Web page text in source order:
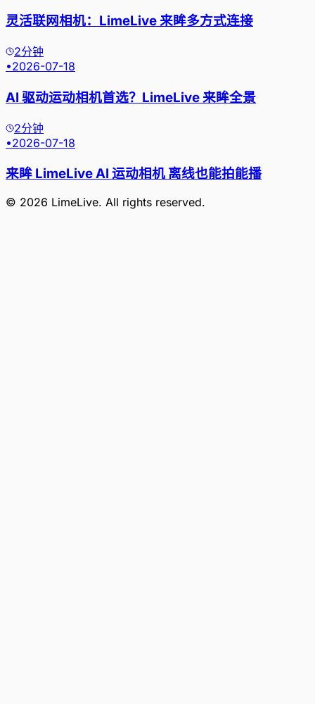
灵活联网相机：LimeLive 来眸多方式连接
2分钟
•2026-07-18
AI 驱动运动相机首选？LimeLive 来眸全景
2分钟
•2026-07-18
来眸 LimeLive AI 运动相机 离线也能拍能播
© 2026 LimeLive. All rights reserved.